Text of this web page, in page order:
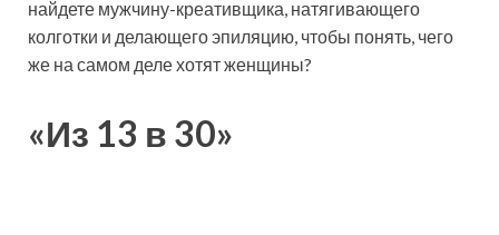
найдете мужчину-креативщика, натягивающего
колготки и делающего эпиляцию, чтобы понять, чего
же на самом деле хотят женщины?
«Из 13 в 30»